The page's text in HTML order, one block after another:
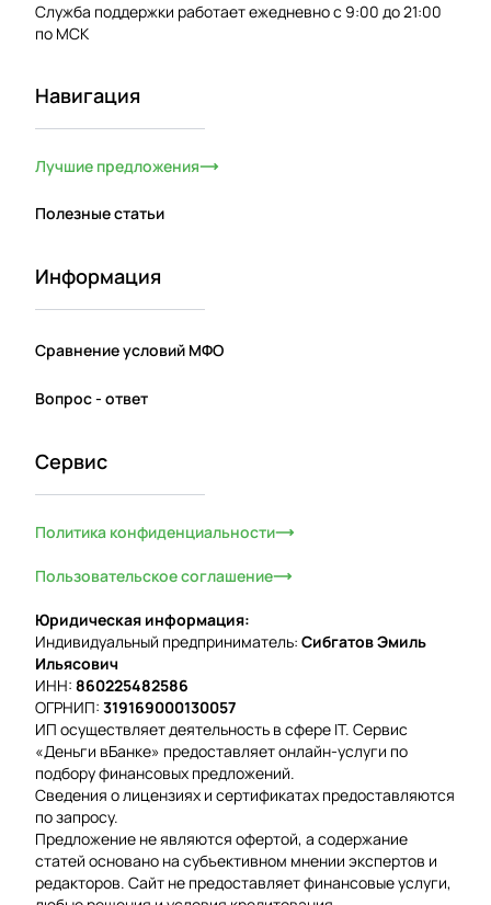
Служба поддержки работает ежедневно с 9:00 до 21:00
по МСК
Навигация
Лучшие предложения
Полезные статьи
Информация
Сравнение условий МФО
Вопрос - ответ
Сервис
Политика конфиденциальности
Пользовательское соглашение
Юридическая информация:
Индивидуальный предприниматель: Сибгатов Эмиль
Ильясович
ИНН: 860225482586
ОГРНИП: 319169000130057
ИП осуществляет деятельность в сфере IT. Сервис
«Деньги вБанке» предоставляет онлайн-услуги по
подбору финансовых предложений.
Сведения о лицензиях и сертификатах предоставляются
по запросу.
Предложение не являются офертой, а содержание
статей основано на субъективном мнении экспертов и
редакторов. Сайт не предоставляет финансовые услуги,